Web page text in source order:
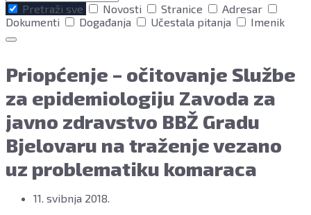
Pretraži sve
Novosti Stranice
Adresar
Dokumenti
Događanja Učestala pitanja Imenik
Priopćenje – očitovanje Službe
za epidemiologiju Zavoda za
javno zdravstvo BBŽ Gradu
Bjelovaru na traženje vezano
uz problematiku komaraca
11. svibnja 2018.